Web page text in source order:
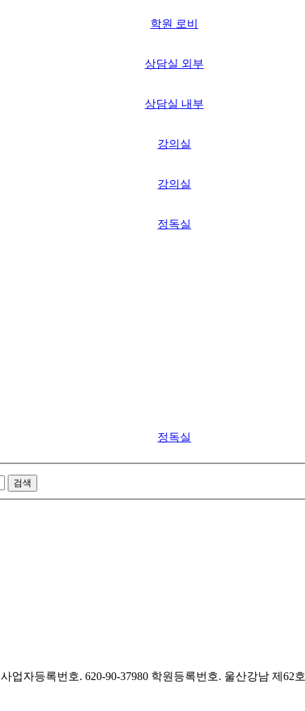
학원 로비
상담실 외부
상담실 내부
강의실
강의실
정독실
정독실
사업자등록번호. 620-90-37980 학원등록번호. 울산강남 제62호